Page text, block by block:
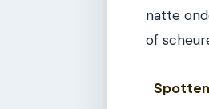
natte
of